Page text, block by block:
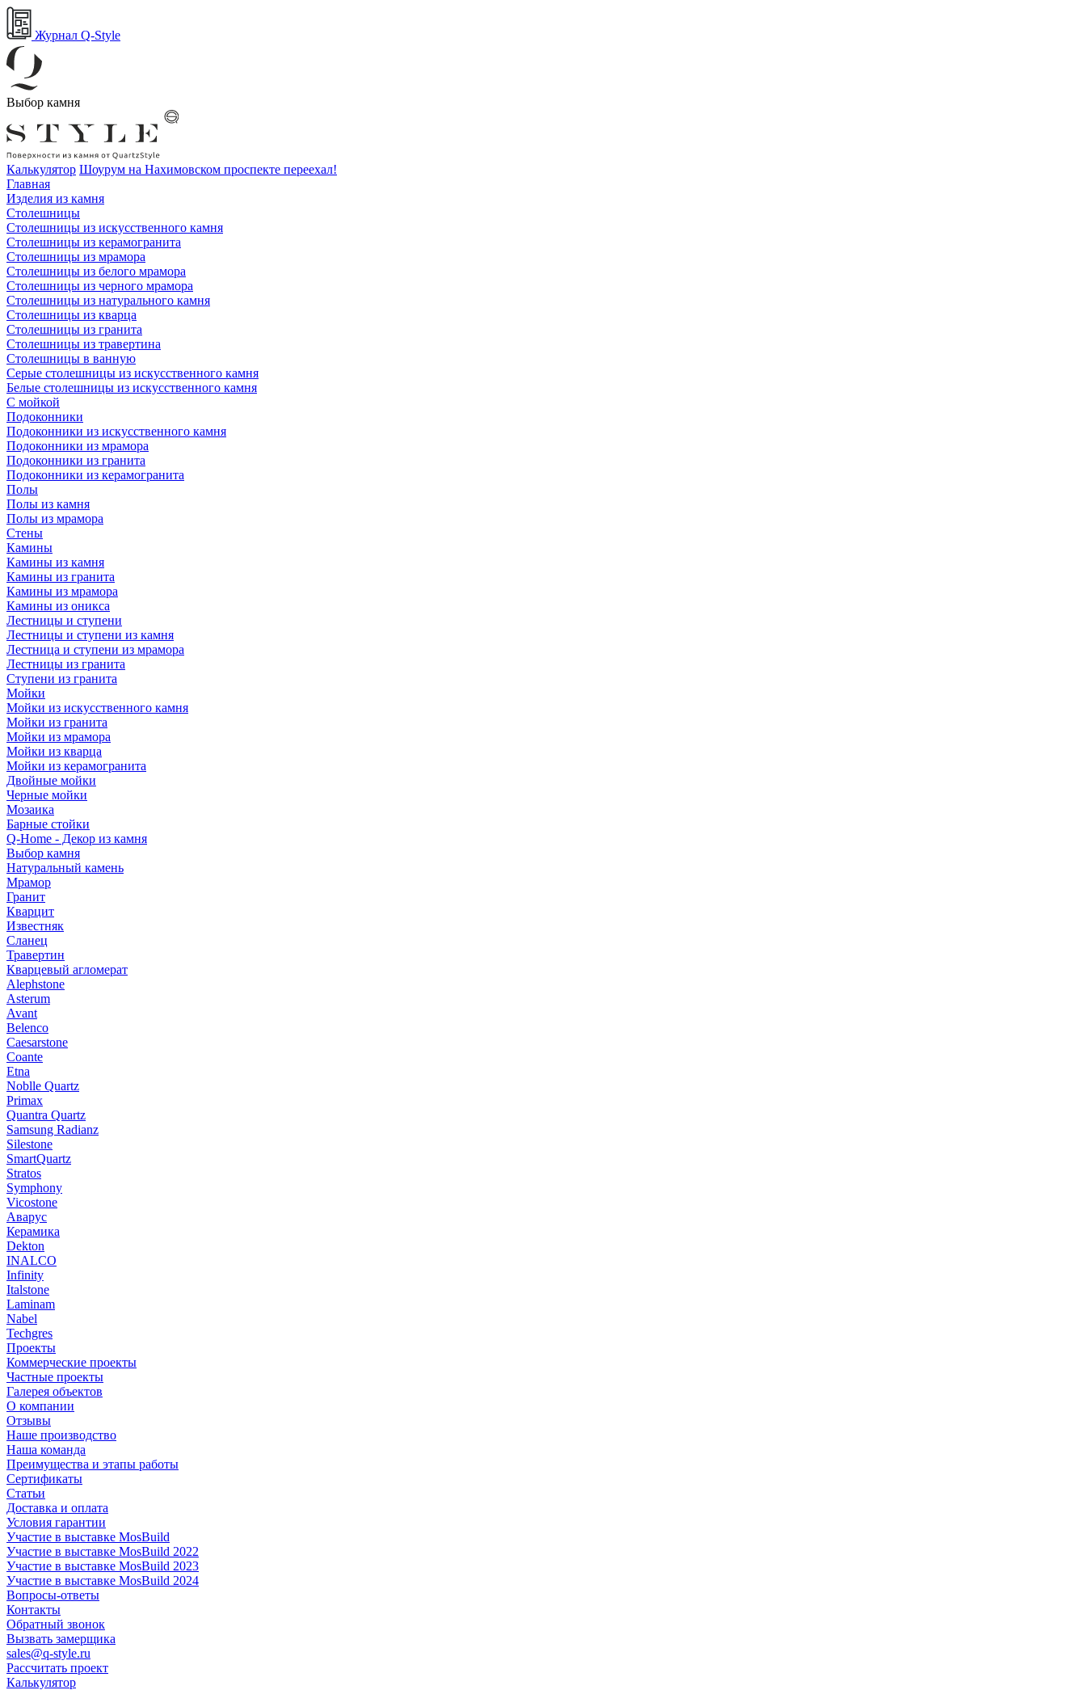
Журнал Q-Style
Выбор камня
Калькулятор Шоурум на Нахимовском проспекте переехал!
Главная
Изделия из камня
Столешницы
Столешницы из искусственного камня
Столешницы из керамогранита
Столешницы из мрамора
Столешницы из белого мрамора
Столешницы из черного мрамора
Столешницы из натурального камня
Столешницы из кварца
Столешницы из гранита
Столешницы из травертина
Столешницы в ванную
Серые столешницы из искусственного камня
Белые столешницы из искусственного камня
С мойкой
Подоконники
Подоконники из искусственного камня
Подоконники из мрамора
Подоконники из гранита
Подоконники из керамогранита
Полы
Полы из камня
Полы из мрамора
Стены
Камины
Камины из камня
Камины из гранита
Камины из мрамора
Камины из оникса
Лестницы и ступени
Лестницы и ступени из камня
Лестница и ступени из мрамора
Лестницы из гранита
Ступени из гранита
Мойки
Мойки из искусственного камня
Мойки из гранита
Мойки из мрамора
Мойки из кварца
Мойки из керамогранита
Двойные мойки
Черные мойки
Мозаика
Барные стойки
Q-Home - Декор из камня
Выбор камня
Натуральный камень
Мрамор
Гранит
Кварцит
Известняк
Сланец
Травертин
Кварцевый агломерат
Alephstone
Asterum
Avant
Belenco
Caesarstone
Coante
Etna
Noblle Quartz
Primax
Quantra Quartz
Samsung Radianz
Silestone
SmartQuartz
Stratos
Symphony
Vicostone
Аварус
Керамика
Dekton
INALCO
Infinity
Italstone
Laminam
Nabel
Techgres
Проекты
Коммерческие проекты
Частные проекты
Галерея объектов
О компании
Отзывы
Наше производство
Наша команда
Преимущества и этапы работы
Сертификаты
Статьи
Доставка и оплата
Условия гарантии
Участие в выставке MosBuild
Участие в выставке MosBuild 2022
Участие в выставке MosBuild 2023
Участие в выставке MosBuild 2024
Вопросы-ответы
Контакты
Обратный звонок
Вызвать замерщика
sales@q-style.ru
Рассчитать проект
Калькулятор